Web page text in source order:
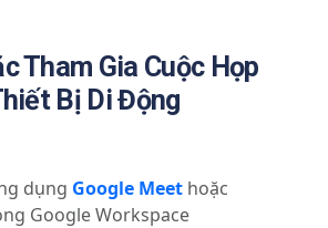
Tham Gia Cuộc Họp
Bị Di Động
dụng Google Meet hoặc
Google Workspace